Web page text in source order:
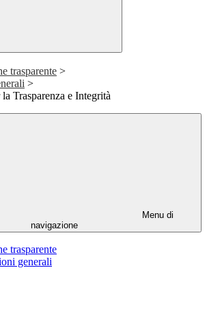
trasparente >
>
Trasparenza e Integrità
Menu di
navigazione
trasparente
generali